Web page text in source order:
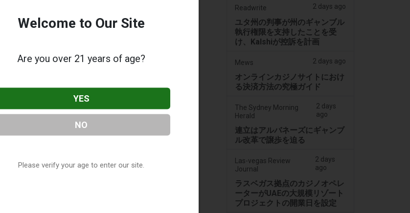
Readwrite 2 days ago
ユタ州の判事が州のギャンブル
執行権限を支持したことを受
け、Kalshiが控訴を計画
Mews 2 days ago
オンラインカジノサイトにおけ
る決済方法の究極ガイド
The Sydney Morning
Herald
2 days
ago
連立はアルバネーズにギャンブ
ル改革で譲歩を迫る
Las-vegas Review
Journal
2 days
ago
ラスベガス拠点のカジノオペレ
ーターがUAEの大規模リゾート
プロジェクトの開業日を設定
Welcome to Our Site
Are you over 21 years of age?
YES
NO
Please verify your age to enter our site.